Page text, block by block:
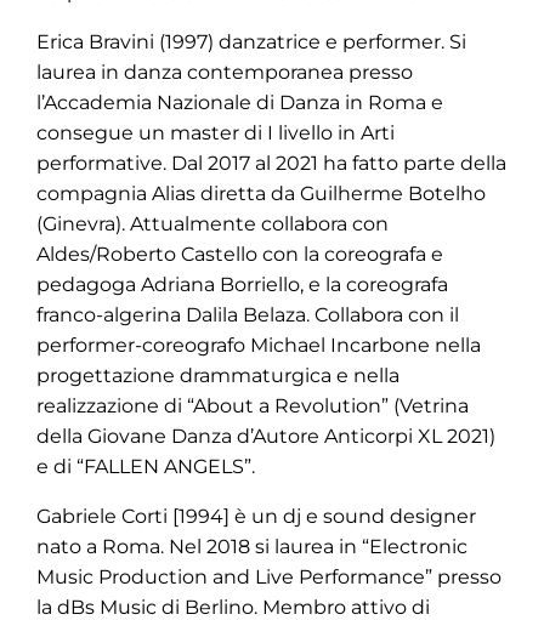
Erica Bravini (1997) danzatrice e performer. Si
laurea in danza contemporanea presso
l’Accademia Nazionale di Danza in Roma e
consegue un master di I livello in Arti
performative. Dal 2017 al 2021 ha fatto parte della
compagnia Alias diretta da Guilherme Botelho
(Ginevra). Attualmente collabora con
Aldes/Roberto Castello con la coreografa e
pedagoga Adriana Borriello, e la coreografa
franco-algerina Dalila Belaza. Collabora con il
performer-coreografo Michael Incarbone nella
progettazione drammaturgica e nella
realizzazione di “About a Revolution” (Vetrina
della Giovane Danza d’Autore Anticorpi XL 2021)
e di “FALLEN ANGELS”.
Gabriele Corti [1994] è un dj e sound designer
nato a Roma. Nel 2018 si laurea in “Electronic
Music Production and Live Performance” presso
la dBs Music di Berlino. Membro attivo di